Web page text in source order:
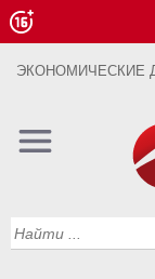
ЭКОНОМИЧЕСКИЕ